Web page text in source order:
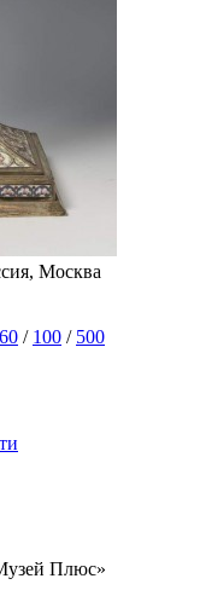
Москва
60 / 100 / 500
Плюс»